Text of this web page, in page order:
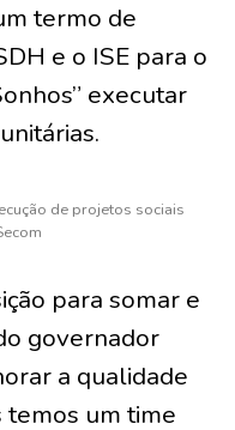
termo de
e o ISE para o
executar
de projetos sociais
para somar e
governador
a qualidade
temos um time